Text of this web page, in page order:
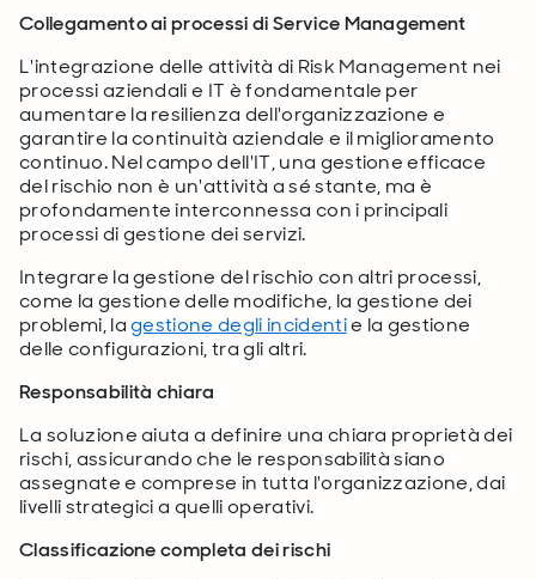
Collegamento ai processi di Service Management
L'integrazione delle attività di Risk Management nei
processi aziendali e IT è fondamentale per
aumentare la resilienza dell'organizzazione e
garantire la continuità aziendale e il miglioramento
continuo. Nel campo dell'IT, una gestione efficace
del rischio non è un'attività a sé stante, ma è
profondamente interconnessa con i principali
processi di gestione dei servizi.
Integrare la gestione del rischio con altri processi,
come la gestione delle modifiche, la gestione dei
problemi, lagestione degli incidentie la gestione
delle configurazioni, tra gli altri.
Responsabilità chiara
La soluzione aiuta a definire una chiara proprietà dei
rischi, assicurando che le responsabilità siano
assegnate e comprese in tutta l'organizzazione, dai
livelli strategici a quelli operativi.
Classificazione completa dei rischi